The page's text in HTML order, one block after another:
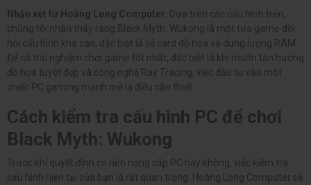
Nhận xét từ Hoàng Long Computer: Dựa trên các cấu hình trên,
chúng tôi nhận thấy rằng Black Myth: Wukong là một tựa game đòi
hỏi cấu hình khá cao, đặc biệt là về card đồ họa và dung lượng RAM.
Để có trải nghiệm chơi game tốt nhất, đặc biệt là khi muốn tận hưởng
đồ họa tuyệt đẹp và công nghệ Ray Tracing, việc đầu tư vào một
chiếc PC gaming mạnh mẽ là điều cần thiết.
Cách kiểm tra cấu hình PC để chơi
Black Myth: Wukong
Trước khi quyết định có nên nâng cấp PC hay không, việc kiểm tra
cấu hình hiện tại của bạn là rất quan trọng. Hoàng Long Computer sẽ